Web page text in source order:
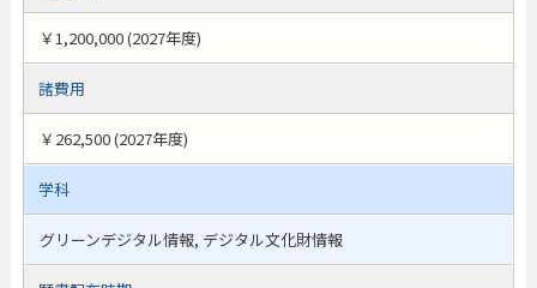
￥1,200,000 (2027年度)
諸費用
￥262,500 (2027年度)
学科
グリーンデジタル情報, デジタル文化財情報